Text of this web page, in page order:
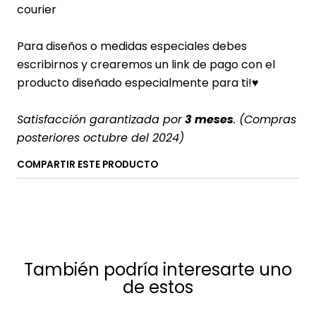
courier
Para diseños o medidas especiales debes
escribirnos y crearemos un link de pago con el
producto diseñado especialmente para ti!♥
Satisfacción garantizada por3 meses. (Compras
posteriores octubre del 2024)
COMPARTIR ESTE PRODUCTO
También podría interesarte uno
de estos